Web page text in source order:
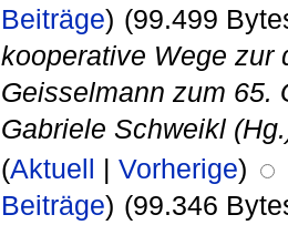
Beiträge) (99.499
kooperative Wege zur
Geisselmann zum 65.
Gabriele Schweikl
(Aktuell | Vorherige)
Beiträge) (99.346